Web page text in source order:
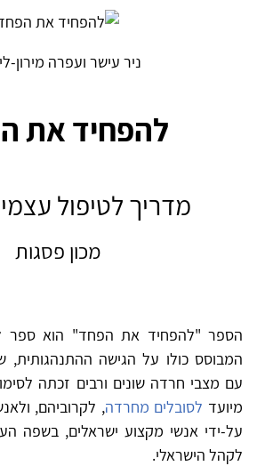
ניר עישר ועפרה מירון-
להפחיד את
מדריך לטיפול
מכון פסגות
הספר "להפחיד את הפחד" הוא ספר
המבוסס כולו על הגישה ההתנהגותית,
עם מצבי חרדה שונים ורבים זכתה
מיועד לסובלים מחרדה, לקרוביהם,
על-ידי אנשי מקצוע ישראלים, בשפה
לקהל הישראלי.